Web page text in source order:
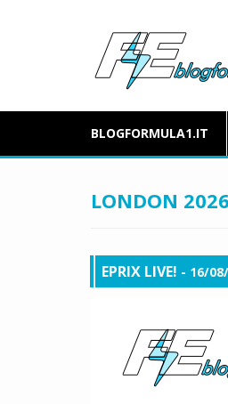
BLOGFORMULA1.IT
LONDON 2026
EPRIX LIVE! - 16/